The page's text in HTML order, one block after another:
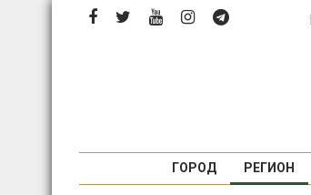
ГОРОД РЕГИОН